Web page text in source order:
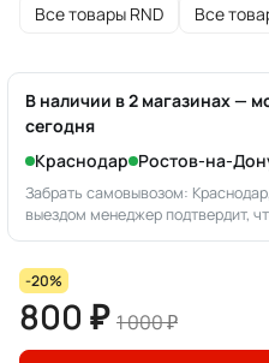
Все товары RND Все
В наличии в 2 магазинах —
сегодня
Краснодар Ростов-на-
Забрать самовывозом:
выездом менеджер подтвердит,
-20%
800 ₽ 1 000 ₽